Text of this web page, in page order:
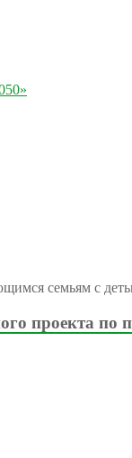
семьям с
проекта по